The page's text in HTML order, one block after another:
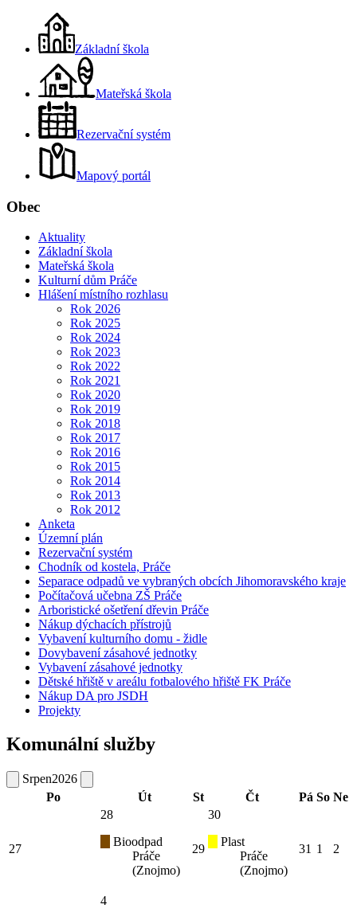
Základní škola
Mateřská škola
Rezervační systém
Mapový portál
Obec
Aktuality
Základní škola
Mateřská škola
Kulturní dům Práče
Hlášení místního rozhlasu
Rok 2026
Rok 2025
Rok 2024
Rok 2023
Rok 2022
Rok 2021
Rok 2020
Rok 2019
Rok 2018
Rok 2017
Rok 2016
Rok 2015
Rok 2014
Rok 2013
Rok 2012
Anketa
Územní plán
Rezervační systém
Chodník od kostela, Práče
Separace odpadů ve vybraných obcích Jihomoravského kraje
Počítačová učebna ZŠ Práče
Arboristické ošetření dřevin Práče
Nákup dýchacích přístrojů
Vybavení kulturního domu - židle
Dovybavení zásahové jednotky
Vybavení zásahové jednotky
Dětské hřiště v areálu fotbalového hřiště FK Práče
Nákup DA pro JSDH
Projekty
Komunální služby
Srpen2026
Po
Út St Čt Pá So Ne
27
28
Bioodpad
Práče
(Znojmo)
29
30
Plast
Práče
(Znojmo)
31 1 2
4